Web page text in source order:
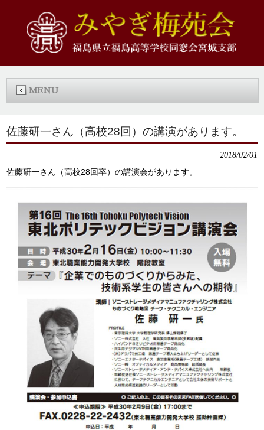
MENU
佐藤研一さん（高校28回）の講演があります。
2018/02/01
佐藤研一さん（高校28回卒）の講演会があります。